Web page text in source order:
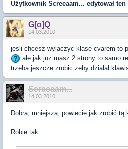
Użytkownik Screeaam... edytował
G[o]Q
14.03.2010
jesli chcesz wylaczyc klase cvarem to
ale jak juz masz 2 strony to samo
trzeba jeszcze zrobic zeby dzialal
Screeaam...
14.03.2010
Dobra, mniejsza, powiecie jak zrobić tą
Robie tak: